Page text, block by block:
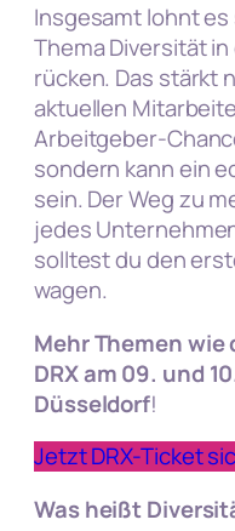
Insgesamt lohnt
Thema Diversität
rücken. Das stärkt
aktuellen
Arbeitgeber-
sondern kann ein
sein. Der Weg zu
jedes
solltest du den
wagen.
Mehr Themen
DRX am 09. und
Düsseldorf!
Jetzt DRX-Ticket
Was heißt